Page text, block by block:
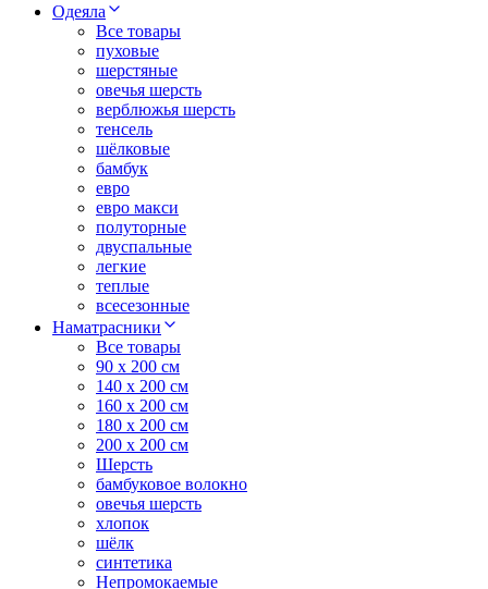
Одеяла
Все товары
пуховые
шерстяные
овечья шерсть
верблюжья шерсть
тенсель
шёлковые
бамбук
евро
евро макси
полуторные
двуспальные
легкие
теплые
всесезонные
Наматрасники
Все товары
90 x 200 см
140 x 200 см
160 x 200 см
180 x 200 см
200 x 200 см
Шерсть
бамбуковое волокно
овечья шерсть
хлопок
шёлк
синтетика
Непромокаемые